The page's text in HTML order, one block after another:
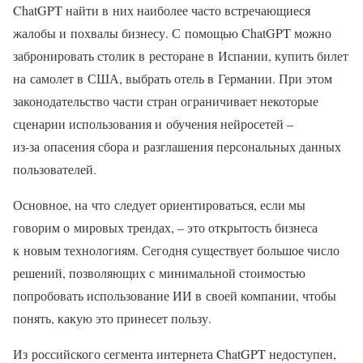
ChatGPT найти в них наиболее часто встречающиеся
жалобы и похвалы бизнесу. С помощью ChatGPT можно
забронировать столик в ресторане в Испании, купить билет
на самолет в США, выбрать отель в Германии. При этом
законодательство части стран ограничивает некоторые
сценарии использования и обучения нейросетей –
из‑за опасения сбора и разглашения персональных данных
пользователей.
Основное, на что следует ориентироваться, если мы
говорим о мировых трендах, – это открытость бизнеса
к новым технологиям. Сегодня существует большое число
решений, позволяющих с минимальной стоимостью
попробовать использование ИИ в своей компании, чтобы
понять, какую это принесет пользу.
Из российского сегмента интернета ChatGPT недоступен,